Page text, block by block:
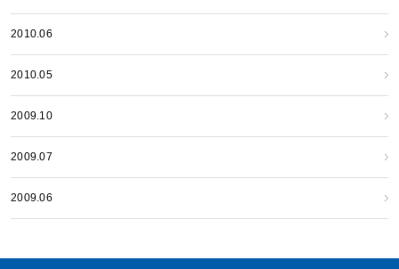
2010.06
2010.05
2009.10
2009.07
2009.06